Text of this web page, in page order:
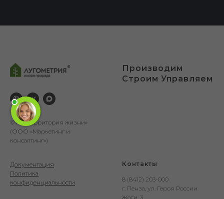
© ГК «Территория жизни»
(ООО «Маркетинг и
консалтинг»)
Производим
Строим Управляем
Документация
Политика
конфиденциальности
Контакты
8 (8412) 203-000
г. Пенза, ул. Героя России
Жоги, 3